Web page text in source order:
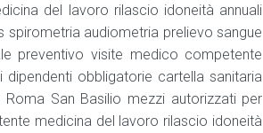
manipola
alimenti
e
bevande
Consulente
HACCP
del lavoro rilascio idoneità annuali
spirometria audiometria prelievo sangue
preventivo visite medico competente
obbligatorie cartella sanitaria
San Basilio mezzi autorizzati per
medicina del lavoro rilascio idoneità